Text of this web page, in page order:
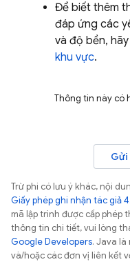
Để biết thêm
đáp ứng các
và độ bền,
khu vực.
Thông tin này có
Gửi
Trừ phi có lưu ý khác, nội
Giấy phép ghi nhận tác giả
mã lập trình được cấp phép
thông tin chi tiết, vui lòng
Google Developers. Java
và/hoặc các đơn vị liên kết